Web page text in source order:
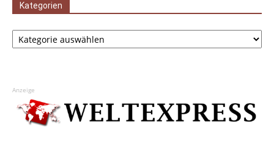
Kategorien
Kategorien
Anzeige